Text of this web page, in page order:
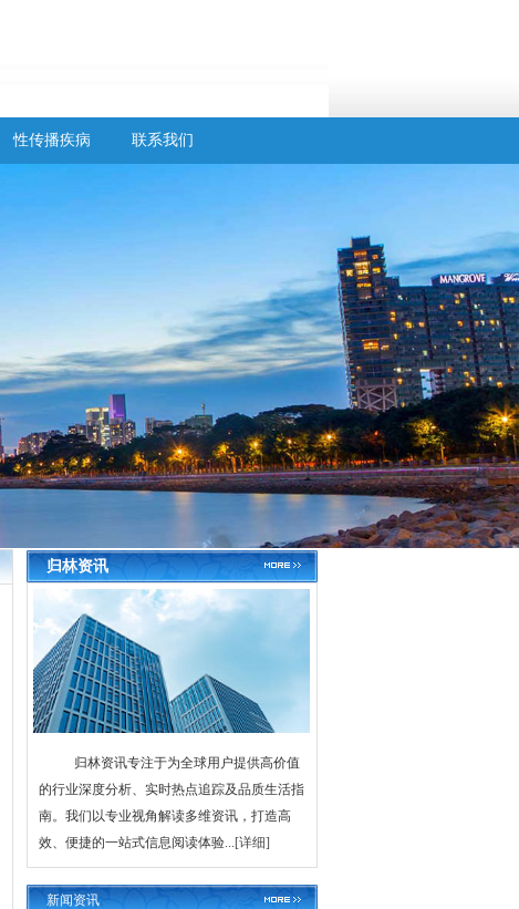
性传播疾病 联系我们
归林资讯
归林资讯专注于为全球用户提供高价值
的行业深度分析、实时热点追踪及品质生活指
南。我们以专业视角解读多维资讯，打造高
效、便捷的一站式信息阅读体验... [详细]
新闻资讯